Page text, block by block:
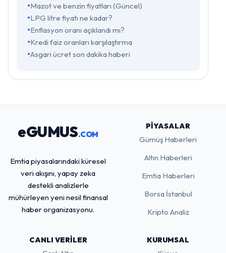
Mazot ve benzin fiyatları (Güncel)
LPG litre fiyatı ne kadar?
Enflasyon oranı açıklandı mı?
Kredi faiz oranları karşılaştırma
Asgari ücret son dakika haberi
eGUMUS.COM
Emtia piyasalarındaki küresel
veri akışını, yapay zeka
destekli analizlerle
mühürleyen yeni nesil finansal
haber organizasyonu.
PIYASALAR
Gümüş Haberleri
Altın Haberleri
Emtia Haberleri
Borsa İstanbul
Kripto Analiz
CANLI VERILER KURUMSAL